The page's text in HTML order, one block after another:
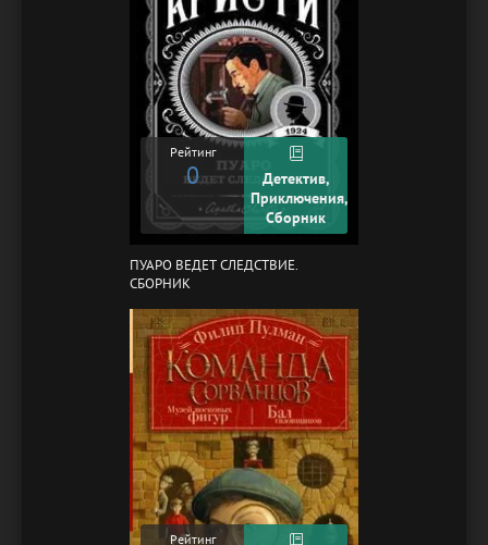
Рейтинг
0
Детектив,
Приключения,
Сборник
ПУАРО ВЕДЕТ СЛЕДСТВИЕ.
СБОРНИК
Рейтинг